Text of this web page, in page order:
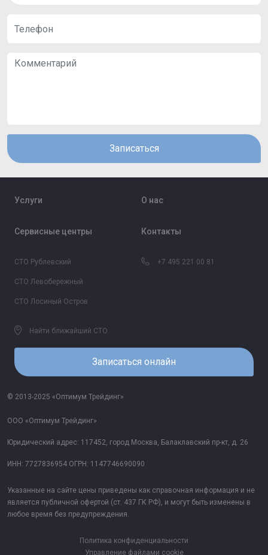
Записаться
Услуги О нас
Сервисные центры
СТО Рублевский
СТО Левобережный
СТО Лосиный Остров
Найти ближайший СТО
Контакты
+7 495 221 00 81
Записаться онлайн
© 2013-2025 «Оптимум Трейдинг»
ООО «Оптимум Трейдинг»
Юридический адрес: 117452, город Москва, Балаклавский пр-кт, д. 26
ИНН: 7727836954 ОГРН: 1147746690090
Указанные на сайте цены приведены как справочная информация и не
является публичной офертой (ст. 437 ГК РФ), и могут быть изменены в
любое время без предупреждения.
Политика конфиденциальности
Управление файлами cookie